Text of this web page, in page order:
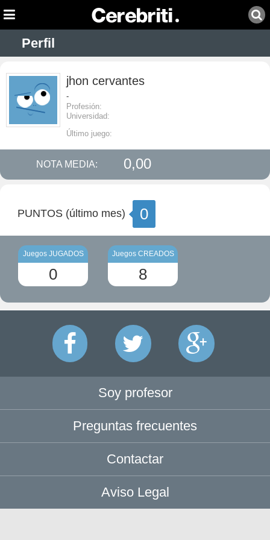
Perfil
jhon cervantes
-
Profesión:
Universidad:
Último juego:
NOTA MEDIA: 0,00
PUNTOS (último mes) 0
Juegos JUGADOS
0
Juegos CREADOS
8
Soy profesor
Preguntas frecuentes
Contactar
Aviso Legal